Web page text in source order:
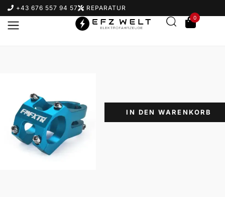
+43 676 557 94 57 REPARATUR
0
IN DEN WARENKORB